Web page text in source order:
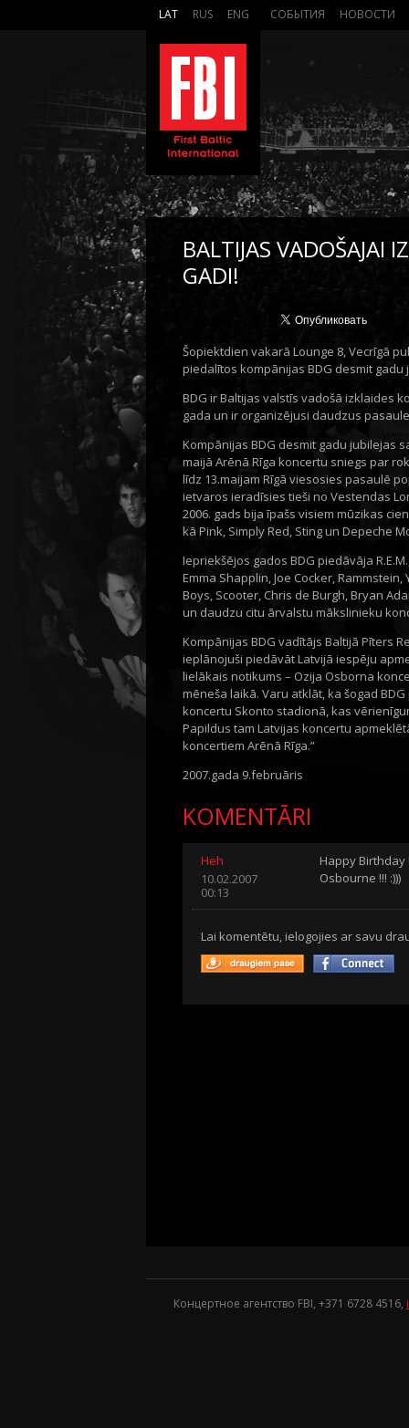
LAT RUS ENG СОБЫТИЯ НОВОСТИ
BALTIJAS VADOŠAJAI
GADI!
Šopiektdien vakarā Lounge 8, Vecrīgā
piedalītos kompānijas BDG desmit
BDG ir Baltijas valstīs vadošā izklaides
gada un ir organizējusi daudzus
Kompānijas BDG desmit gadu jubilejas
maijā Arēnā Rīga koncertu sniegs par
līdz 13.maijam Rīgā viesosies pasaulē
ietvaros ieradīsies tieši no Vestendas
2006. gads bija īpašs visiem mūzikas
kā Pink, Simply Red, Sting un Depeche
Iepriekšējos gados BDG piedāvāja
Emma Shapplin, Joe Cocker,
Boys, Scooter, Chris de Burgh, Bryan
un daudzu citu ārvalstu mākslinieku
Kompānijas BDG vadītājs Baltijā Pīters
ieplānojuši piedāvāt Latvijā iespēju
lielākais notikums – Ozija Osborna
mēneša laikā. Varu atklāt, ka šogad
koncertu Skonto stadionā, kas
Papildus tam Latvijas koncertu
koncertiem Arēnā Rīga.”
2007.gada 9.februāris
KOMENTĀRI
Heh
10.02.2007
00:13
Happy Birthday
Osbourne !!! :)))
Lai komentētu, ielogojies ar savu
Концертное агентство FBI, +371 6728 4516,